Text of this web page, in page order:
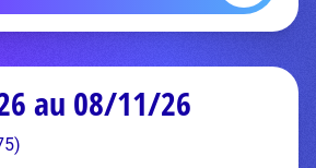
au 08/11/26